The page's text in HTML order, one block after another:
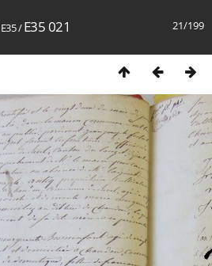
21/199
E35/E35 021